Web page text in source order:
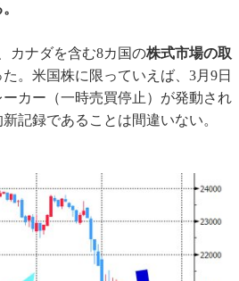
カナダを含む8カ国の株式市場の取
た。米国株に限っていえば、3月9日
ーカー（一時売買停止）が発動され
記録であることは間違いない。